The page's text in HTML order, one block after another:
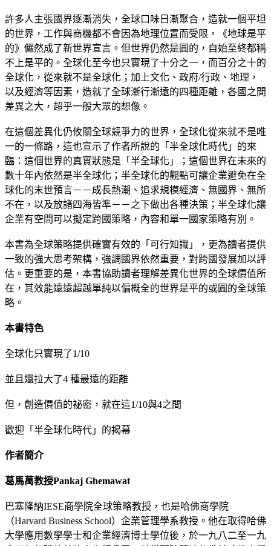
許多人主張國界逐漸消失，全球口味日漸聚合，造就一個平坦
的世界，工作與商機都不會因為地理位置而受限，《地球是平
的》儼然成了新世界宣言。但世界仍然是圓的，自始至終都稱
不上是平的。全球化至今也只實現了十分之一，而百分之十的
全球化，從來就不是全球化；加上文化、政府/行政、地理，
以及經濟等因素，造就了全球漸行漸遠的四種距離，各國之間
差異之大，超乎一般大眾的想像。
在這個差異化仍攸關全球競爭力的世界，全球化從來就不是唯
一的一條路，這也宣示了作者所說的「半全球化時代」的來
臨：這個世界的真實狀態是「半全球化」；這個世界在未來的
數十年內依然是半全球化；半全球化的觀點可讓企業避免在全
球化的末世預言－－成長熱潮、追求規模經濟、無國界、無所
不在，以及放諸四海皆準－－之下做出各種決策；半全球化讓
企業有空間可以擬定跨國策略，內容和單一國家策略有別。
本書為全球策略提供確實有效的「可行知識」，更為讀者提供
一致的強大思考架構，強調國界依然重要，對跨國發展加以評
估。更重要的是，本書協助讀者理解差異化世界的全球價值所
在，其效能遠遠超越單純以偏概全的世界是平的或圓的全球策
略。
本書特色
全球化只實現了1/10
並且還拉大了4 種最遠的距離
但，創造價值的祕密，就在這1/10與4之間
歡迎「半全球化時代」的揭幕
作者簡介
葛馬萬教授Pankaj Ghemawat
巴塞隆納IESE商學院全球策略教授，也是哈佛商學院
（Harvard Business School）企業管理學系教授。他在取得哈佛
大學應用數學學士和企業經濟博士學位後，於一九八二至一九